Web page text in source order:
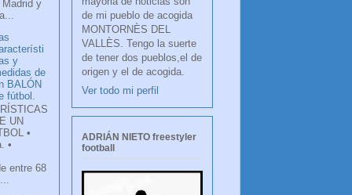
Madrid y
y
de
BALÓN
fútbol.
UN
•
•
entre 68
de mi pueblo de acogida
MONTORNÈS DEL
VALLÈS. Tengo la suerte
de tener dos pueblos,el de
origen y el de acogida.
Ver todo mi perfil
ADRIÁN NIETO freestyler
football